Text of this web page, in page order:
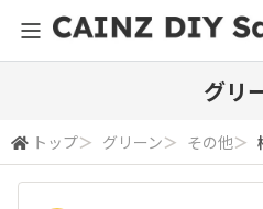
グリ
トップ＞ グリーン＞ その他＞